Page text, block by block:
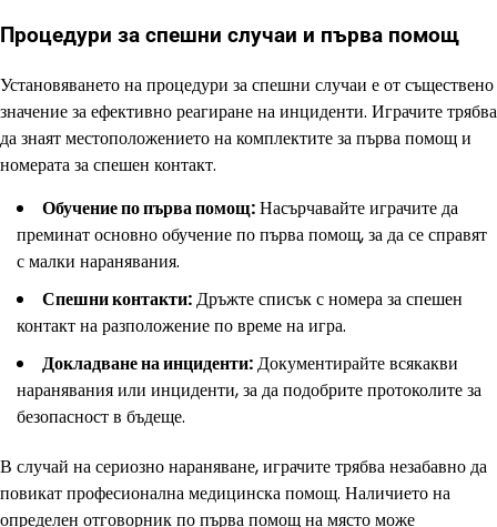
Процедури за спешни случаи и първа помощ
Установяването на процедури за спешни случаи е от съществено
значение за ефективно реагиране на инциденти. Играчите трябва
да знаят местоположението на комплектите за първа помощ и
номерата за спешен контакт.
Обучение по първа помощ:Насърчавайте играчите да
преминат основно обучение по първа помощ, за да се справят
с малки наранявания.
Спешни контакти:Дръжте списък с номера за спешен
контакт на разположение по време на игра.
Докладване на инциденти:Документирайте всякакви
наранявания или инциденти, за да подобрите протоколите за
безопасност в бъдеще.
В случай на сериозно нараняване, играчите трябва незабавно да
повикат професионална медицинска помощ. Наличието на
определен отговорник по първа помощ на място може